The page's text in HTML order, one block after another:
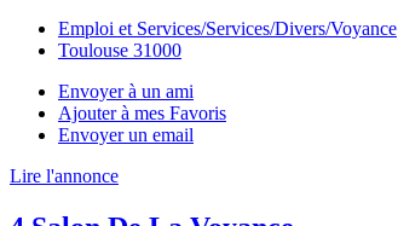
Emploi et Services/Services/Divers/Voyance
Toulouse 31000
Envoyer à un ami
Ajouter à mes Favoris
Envoyer un email
Lire l'annonce